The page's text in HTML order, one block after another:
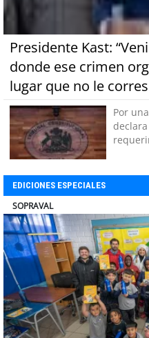
Presidente Kast:
donde ese crimen
lugar que no le
Por
EDICIONES ESPECIALES
ULTRAPORT